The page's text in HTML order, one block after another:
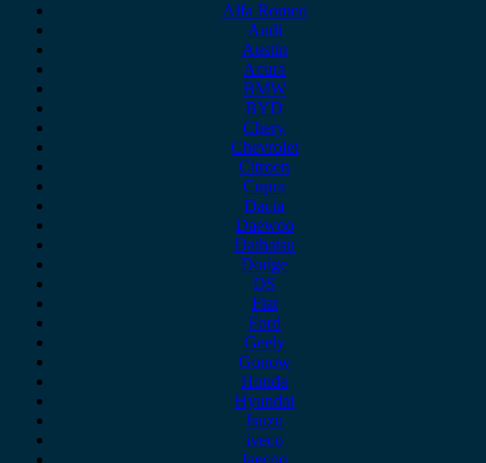
Alfa Romeo
Audi
Austin
Acura
BMW
BYD
Chery
Chevrolet
Citroen
Cupra
Dacia
Daewoo
Daihatsu
Dodge
DS
Fiat
Ford
Geely
Gonow
Honda
Hyundai
Isuzu
iveco
Jaecoo